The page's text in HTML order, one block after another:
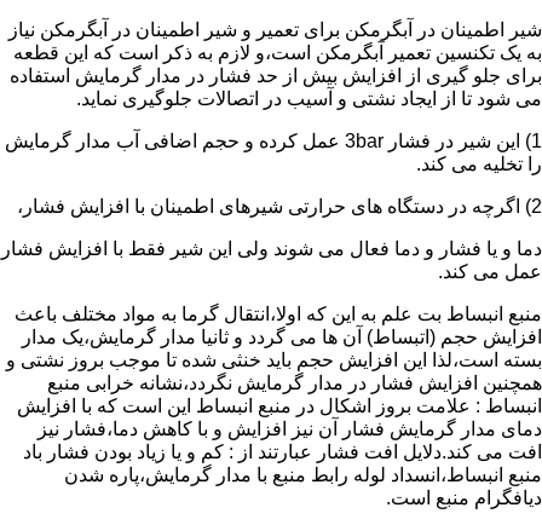
شیر اطمینان در آبگرمکن برای تعمیر و شیر اطمینان در آبگرمکن نیاز
به یک تکنسین تعمیر آبگرمکن است،و لازم به ذکر است که این قطعه
برای جلو گیری از افزایش بیش از حد فشار در مدار گرمایش استفاده
می شود تا از ایجاد نشتی و آسیب در اتصالات جلوگیری نماید.
1) این شیر در فشار 3bar عمل کرده و حجم اضافی آب مدار گرمایش
را تخلیه می کند.
2) اگرچه در دستگاه های حرارتی شیرهای اطمینان با افزایش فشار،
دما و یا فشار و دما فعال می شوند ولی این شیر فقط با افزایش فشار
عمل می کند.
منبع انبساط بت علم به این که اولا،انتقال گرما به مواد مختلف باعث
افزایش حجم (اتبساط) آن ها می گردد و ثانیا مدار گرمایش،یک مدار
بسته است،لذا این افزایش حجم باید خنثی شده تا موجب بروز نشتی و
همچنین افزایش فشار در مدار گرمایش نگردد،نشانه خرابی منبع
انبساط : علامت بروز اشکال در منبع انبساط این است که با افزایش
دمای مدار گرمایش فشار آن نیز افزایش و با کاهش دما،فشار نیز
افت می کند.دلایل افت فشار عبارتند از : کم و یا زیاد بودن فشار باد
منبع انبساط،انسداد لوله رابط منبع با مدار گرمایش،پاره شدن
دیافگرام منبع است.